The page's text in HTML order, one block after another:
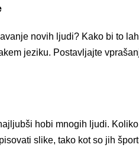
novih ljudi? Kako bi to
jeziku. Postavljajte
hobi mnogih ljudi.
slike, tako kot so jih